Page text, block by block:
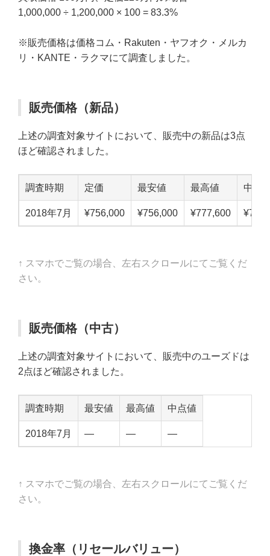
1,000,000 ÷ 1,200,000 × 100 = 83.3%
※販売価格は価格コム・Rakuten・ヤフオク・メルカ
リ・KANTE・ラクマにて調査しました。
販売価格（新品）
上述の調査対象サイトにおいて、販売中の新品は3点
ほど確認されました。
調査時期 定価 最安値 最高値 中点
2018年7月 ¥756,000 ¥756,000 ¥777,600
↑ スマホでご覧の場合、左右スクロールにてご覧くだ
さい。
販売価格（中古）
上述の調査対象サイトにおいて、販売中のユーズドは
2点ほど確認されました。
調査時期 最安値 最高値 中点値
2018年7月 — — —
↑ スマホでご覧の場合、左右スクロールにてご覧くだ
さい。
換金率（リセールバリュー）